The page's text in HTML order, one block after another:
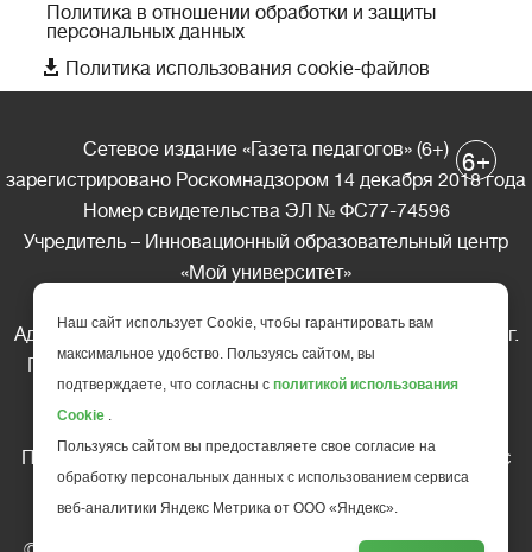
Политика в отношении обработки и защиты
персональных данных
 Политика использования cookie-файлов
Сетевое издание «Газета педагогов» (6+)
зарегистрировано Роскомнадзором 14 декабря 2018 года
Номер свидетельства ЭЛ № ФС77-74596
Учредитель – Инновационный образовательный центр
«Мой университет»
Адрес редакции: 185035 Россия, Республика Карелия, г.
Петрозаводск, ул. Фридриха Энгельса д.10, офис 211
Телефон редакции: +7 (499) 685-10-45
Перепечатка материалов газеты допускается только c
письменного разрешения редакции
Ссылка на «Газету педагогов» обязательна.
6+
Наш сайт использует Cookie, чтобы гарантировать вам
максимальное удобство. Пользуясь сайтом, вы
подтверждаете, что согласны с политикой использования
Cookie .
Пользуясь сайтом вы предоставляете свое согласие на
обработку персональных данных с использованием сервиса
веб-аналитики Яндекс Метрика от ООО «Яндекс».